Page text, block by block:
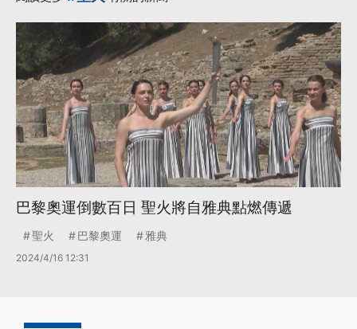
巴黎奧運倒數百日 聖火將自雅典點燃傳遞
聖火 巴黎奧運 雅典
2024/4/16 12:31